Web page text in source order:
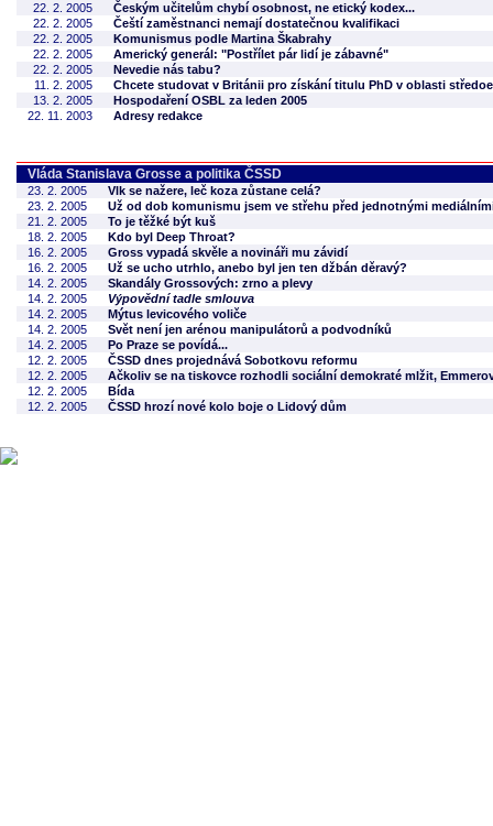
22. 2. 2005
Českým učitelům chybí osobnost, ne etický kodex...
22. 2. 2005
Čeští zaměstnanci nemají dostatečnou kvalifikaci
22. 2. 2005
Komunismus podle Martina Škabrahy
22. 2. 2005
Americký generál: "Postřílet pár lidí je zábavné"
22. 2. 2005
Nevedie nás tabu?
11. 2. 2005
Chcete studovat v Británii pro získání titulu PhD v oblasti
13. 2. 2005
Hospodaření OSBL za leden 2005
22. 11. 2003
Adresy redakce
Vláda Stanislava Grosse a politika ČSSD
23. 2. 2005
Vlk se nažere, leč koza zůstane celá?
23. 2. 2005
Už od dob komunismu jsem ve střehu před jednotnými
21. 2. 2005
To je těžké být kuš
18. 2. 2005
Kdo byl Deep Throat?
16. 2. 2005
Gross vypadá skvěle a novináři mu závidí
16. 2. 2005
Už se ucho utrhlo, anebo byl jen ten džbán děravý?
14. 2. 2005
Skandály Grossových: zrno a plevy
14. 2. 2005
Výpovědní tadle smlouva
14. 2. 2005
Mýtus levicového voliče
14. 2. 2005
Svět není jen arénou manipulátorů a podvodníků
14. 2. 2005
Po Praze se povídá...
12. 2. 2005
ČSSD dnes projednává Sobotkovu reformu
12. 2. 2005
Ačkoliv se na tiskovce rozhodli sociální demokraté mlžit,
12. 2. 2005
Bída
12. 2. 2005
ČSSD hrozí nové kolo boje o Lidový dům